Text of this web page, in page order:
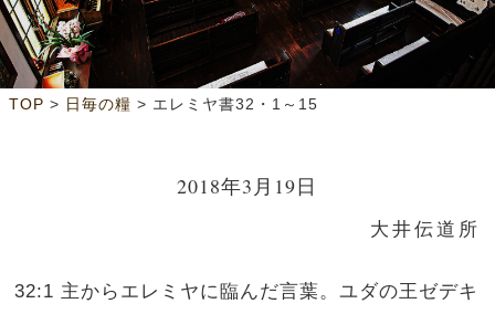
TOP > 日毎の糧 > エレミヤ書32・1～15
2018年3月19日
大井伝道所
32:1 主からエレミヤに臨んだ言葉。ユダの王ゼデキ